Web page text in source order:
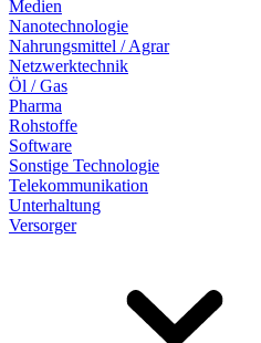
Medien
Nanotechnologie
Nahrungsmittel / Agrar
Netzwerktechnik
Öl / Gas
Pharma
Rohstoffe
Software
Sonstige Technologie
Telekommunikation
Unterhaltung
Versorger